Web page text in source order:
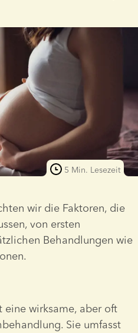
5 Min. Lesezeit
wir die Faktoren, die
von ersten
Behandlungen wie
wirksame, aber oft
Sie umfasst